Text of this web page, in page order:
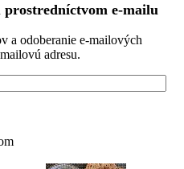
prostredníctvom e-mailu
a odoberanie e-mailových
adresu.